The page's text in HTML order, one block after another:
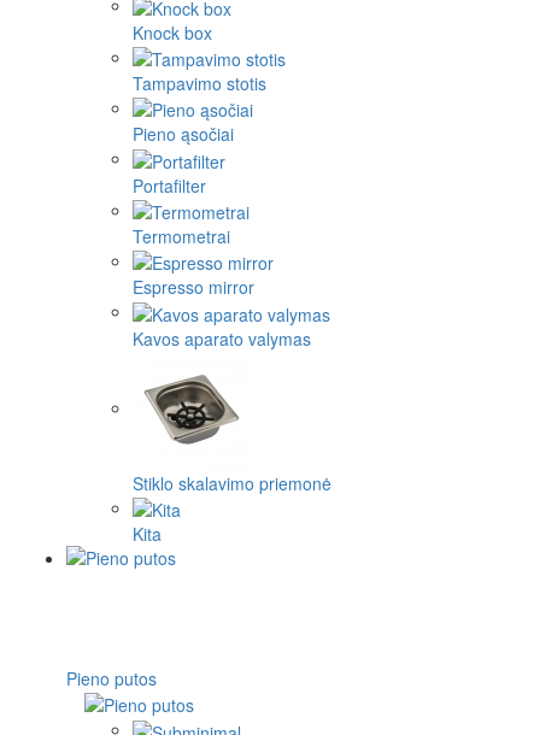
Knock box
Tampavimo stotis
Pieno ąsočiai
Portafilter
Termometrai
Espresso mirror
Kavos aparato valymas
Stiklo skalavimo priemonė
Kita
Pieno putos